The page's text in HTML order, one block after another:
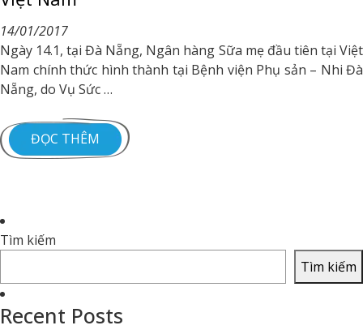
14/01/2017
Ngày 14.1, tại Đà Nẵng, Ngân hàng Sữa mẹ đầu tiên tại Việt
Nam chính thức hình thành tại Bệnh viện Phụ sản – Nhi Đà
Nẵng, do Vụ Sức …
ĐỌC THÊM
Tìm kiếm
Tìm kiếm
Recent Posts